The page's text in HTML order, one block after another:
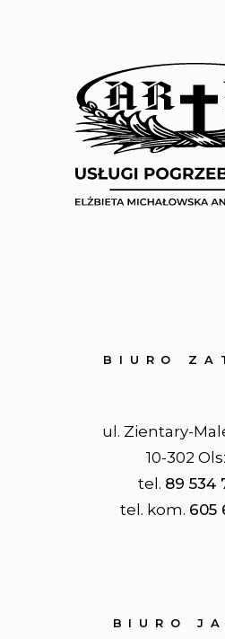
BIURO
ul. Zientary-
10-302
tel. 89 534
tel. kom. 605
BIURO